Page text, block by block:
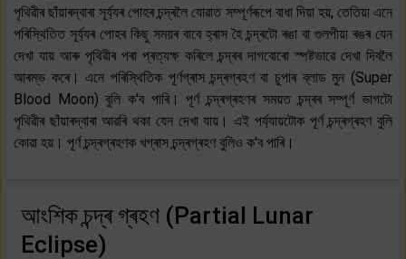
পৃথিৱীৰ ছাঁয়াৰদ্বাৰা সূৰ্য্যৰ পোহৰ চন্দ্ৰলৈ যোৱাত সম্পূৰ্ণৰূপে বাধা দিয়া হয়, তেতিয়া এনে
পৰিস্থিতিত সূৰ্য্যৰ পোহৰ কিছু সময়ৰ বাবে হ্ৰাস হৈ চন্দ্ৰটো ৰঙা বা গুলপীয়া ৰঙৰ যেন
দেখা যায় আৰু পৃথিৱীৰ পৰা প্ৰত্যক্ষ কৰিলে চন্দ্ৰৰ দাগবোৰো স্পষ্টভাৱে দেখা দিবলৈ
আৰম্ভ কৰে। এনে পৰিস্থিতিক পূৰ্ণগ্ৰাস চন্দ্ৰগ্ৰহণ বা চুপাৰ ব্লাড মুন (Super
Blood Moon) বুলি ক'ব পাৰি। পূৰ্ণ চন্দ্ৰগ্ৰহণৰ সময়ত চন্দ্ৰৰ সম্পূৰ্ণ ভাগটো
পৃথিৱীৰ ছাঁয়াৰদ্বাৰা আৱৰি থকা যেন দেখা যায়। এই পৰ্য্যায়টোক পূৰ্ণ চন্দ্ৰগ্ৰহণ বুলি
কোৱা হয়। পূৰ্ণ চন্দ্ৰগ্ৰহণক খগ্ৰাস চন্দ্ৰগ্ৰহণ বুলিও ক'ব পাৰি।
আংশিক চন্দ্ৰ গ্ৰহণ (Partial Lunar
Eclipse)